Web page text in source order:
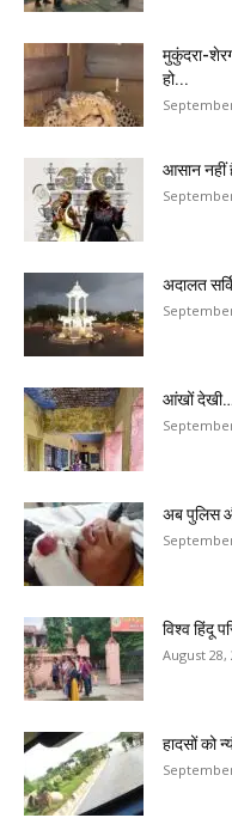
मुकुंदरा-
हो...
आसान नहीं
अदालत
आंखों
अब पुलिस
विश्व हिंदू
August 28,
हादसों को